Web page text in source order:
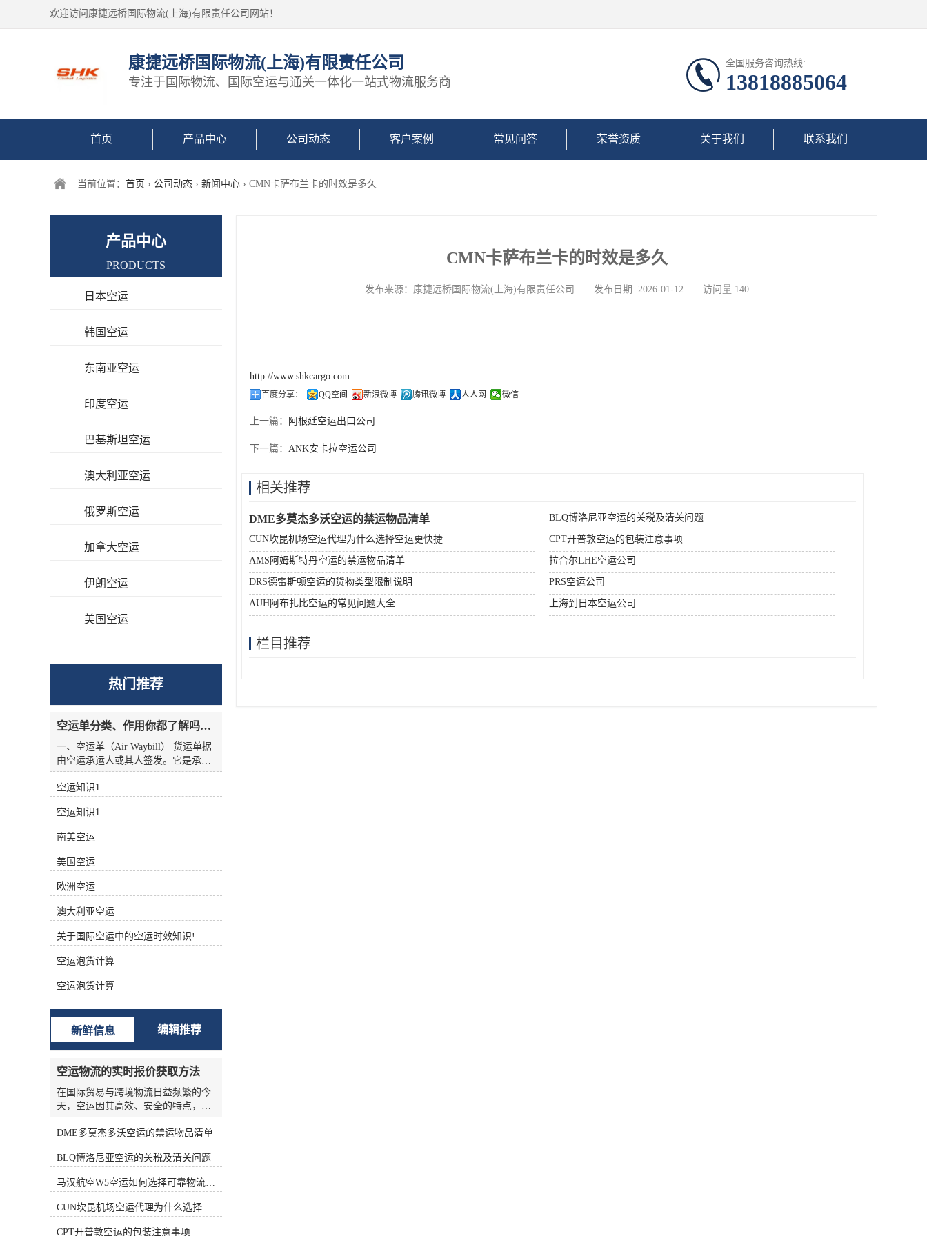
欢迎访问康捷远桥国际物流(上海)有限责任公司网站！
康捷远桥国际物流(上海)有限责任公司
专注于国际物流、国际空运与通关一体化一站式物流服务商
全国服务咨询热线:
13818885064
首页 产品中心 公司动态 客户案例 常见问答 荣誉资质 关于我们 联系我们
当前位置： 首页 › 公司动态 › 新闻中心 › CMN卡萨布兰卡的时效是多久
CMN卡萨布兰卡的时效是多久
发布来源：康捷远桥国际物流(上海)有限责任公司 发布日期: 2026-01-12 访问量:140
http://www.shkcargo.com
百度分享： QQ空间 新浪微博 腾讯微博 人人网 微信
上一篇： 阿根廷空运出口公司
下一篇： ANK安卡拉空运公司
相关推荐
DME多莫杰多沃空运的禁运物品清单 BLQ博洛尼亚空运的关税及清关问题
CUN坎昆机场空运代理为什么选择空运更快捷 CPT开普敦空运的包装注意事项
AMS阿姆斯特丹空运的禁运物品清单 拉合尔LHE空运公司
DRS德雷斯顿空运的货物类型限制说明 PRS空运公司
AUH阿布扎比空运的常见问题大全 上海到日本空运公司
栏目推荐
产品中心
PRODUCTS
日本空运
韩国空运
东南亚空运
印度空运
巴基斯坦空运
澳大利亚空运
俄罗斯空运
加拿大空运
伊朗空运
美国空运
热门推荐
空运单分类、作用你都了解吗？空运单干货讲解
一、空运单（Air Waybill） 货运单据
由空运承运人或其人签发。它是承运
人收到货物的收据，也是托运人与承
运人之间的运输合同，但没有物权凭
二、航空货运单分类 1.按无承运人名
称分类 航空货运单有两种 (1)货运单
（Airline Air Waybill） 印有出票
（issue carrier）航空货运单的名称和
标志(航徽、代码等)。.这种空运单代
表的身份。 (2)中性货运单（Neutral
Air Waybill） 承运人名称和标志的货
运单未提前打印在运单上。这种空运
根据不同的功能进行分类 (1)航空主
运单（Master Air Waybill ，MAWB）
签发的航空运单称为主运单。 (2)航
空分运单（House Air Waybill ，
HAWB） 在办理集中托运业务时，向
发货人签发运单。三、航空货运单的
构成 中国国际航空货运单由一式十二
联组成，包括三联原件、六联副本和
三联额外副本。 如下表所示： 填写
航空货运单的责任 根据《华沙公
约》、《海牙议定书》和承运人的运
输条件，承运人的运输条件为托运人
准备航空货运单。 根据《华沙公约》
第六条第(1)款和第(5)款，航空货运单
由托运人填写。承运人按托运人要求
写。 这表明托运人应对货运单上填写
人对货运单上填写的内容不准确、不
完整造成的损失负责。 在航空货运业
务运营中，各承运的大量货物由其人
收运，部分特殊货物由直接收运。托
空运知识1
空运知识1
南美空运
美国空运
欧洲空运
澳大利亚空运
关于国际空运中的空运时效知识!
空运泡货计算
空运泡货计算
新鲜信息 编辑推荐
空运物流的实时报价获取方法
在国际贸易与跨境物流日益频繁的今
天，空运因其高效、安全的特点，成
为许多企业优先选择的运输方式。然
而，空运物流的报价并非一成不变，
货物种类等多种变量影响，价格波动
频繁。对于货主和物流从业者来说，
如何准确、高效地获取实时报价，是
控制成本、优化供应链的关键环节。
本文将从实际业务角度出发，系统梳
理空运物流实时报价的获取方法，帮
DME多莫杰多沃空运的禁运物品清单
BLQ博洛尼亚空运的关税及清关问题
马汉航空W5空运如何选择可靠物流公司
CUN坎昆机场空运代理为什么选择空运更快捷
CPT开普敦空运的包装注意事项